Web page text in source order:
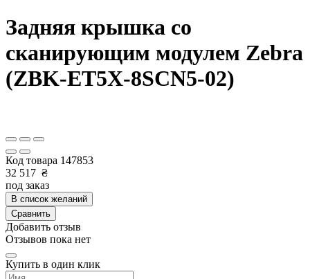
Задняя крышка со
сканирующим модулем Zebra
(ZBK-ET5X-8SCN5-02)
Код товара 147853
32 517 ₴
под заказ
В список желаний
Сравнить
Добавить отзыв
Отзывов пока нет
Купить в один клик